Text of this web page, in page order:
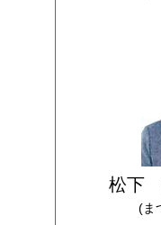
松下
(ま